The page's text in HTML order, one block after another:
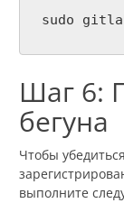
sudo
Шаг 6:
бегуна
Чтобы
выполните